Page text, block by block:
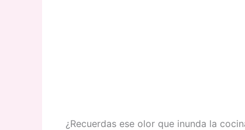
¿Recuerdas ese olor que inunda la